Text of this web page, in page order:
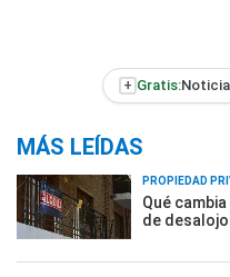
+ Gratis:
MÁS LEÍDAS
PROPIEDAD
Qué
de